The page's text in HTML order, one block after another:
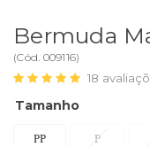
Bermuda
(Cód. 009116)
18
Tamanho
PP P